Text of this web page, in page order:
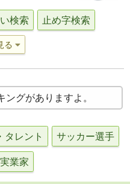
検索 止め字検索
る
ングがありますよ。
タレント サッカー選手
業家